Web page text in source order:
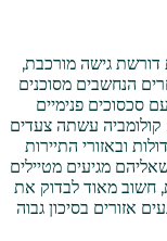
דורשת גישה מורכבת,
הנחשבים מסוכנים
סכסוכים פנימיים
קולומביה עשתה צעדים
ובאזורי התיירות
מגיעים מטיילים
חשוב מאוד לבדוק את
אזורים בסיכון גבוה